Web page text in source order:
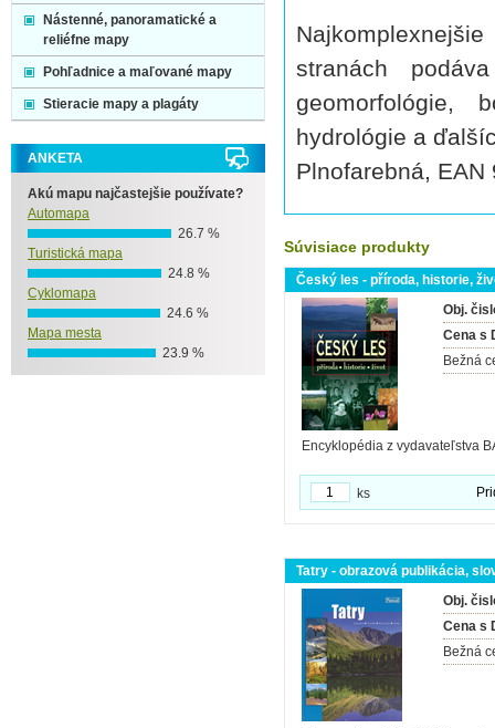
stranách
geomorfológie,
hydrológie a
Plnofarebná, EAN
Súvisiace produkty
Český les - příroda, historie,
Obj.
Cena s
Bežná
Encyklopédia z vydavateľstva
ks
Tatry - obrazová publikácia,
Obj.
Cena s
Bežná
Nástenné, panoramatické a
reliéfne mapy
Pohľadnice a maľované mapy
Stieracie mapy a plagáty
ANKETA
Akú mapu najčastejšie používate?
Automapa
26.7 %
Turistická mapa
24.8 %
Cyklomapa
24.6 %
Mapa mesta
23.9 %